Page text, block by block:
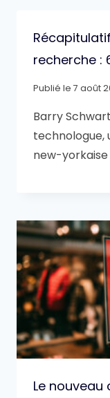
recherche :
Publié le 7 août
Barry
technologue,
new-
Le